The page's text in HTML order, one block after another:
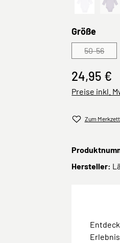
Größe
50-56
(Diese
24,95 €
Preise inkl.
Zum
Hersteller: